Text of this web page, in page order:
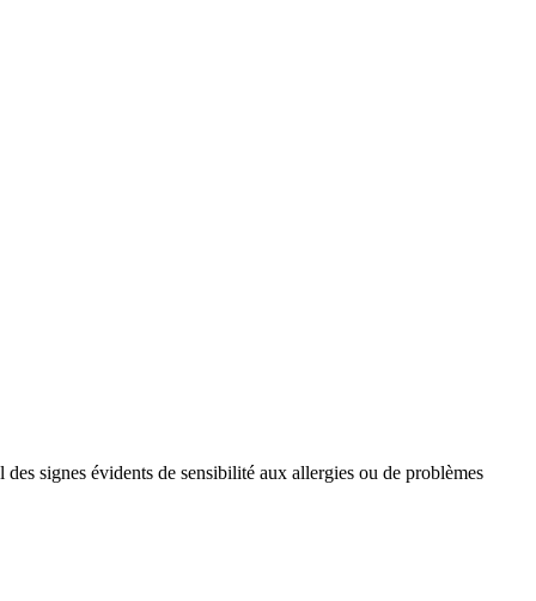
signes évidents de sensibilité aux allergies ou de problèmes